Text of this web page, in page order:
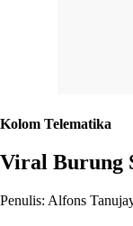
Kolom Telematika
Viral Burung
Penulis: Alfons